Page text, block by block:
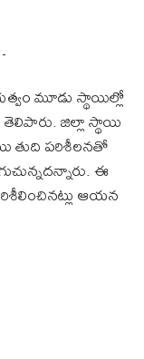
మూడు స్థాయిల్లో
జిల్లా స్థాయి
తుది పరిశీలనతో
ఈ
ఆయన